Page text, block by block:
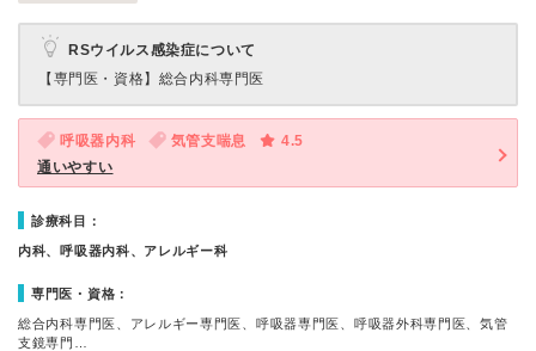
RSウイルス感染症について
【専門医・資格】 総合内科専門医
呼吸器内科 気管支喘息
4.5
通いやすい
診療科目：
内科、呼吸器内科、アレルギー科
専門医・資格：
総合内科専門医、アレルギー専門医、呼吸器専門医、呼吸器外科専門医、気管
支鏡専門…